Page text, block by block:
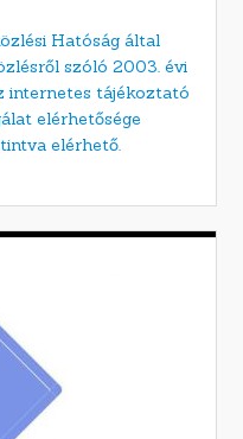
Hatóság által
szóló 2003. évi
internetes tájékoztató
elérhetősége
elérhető.